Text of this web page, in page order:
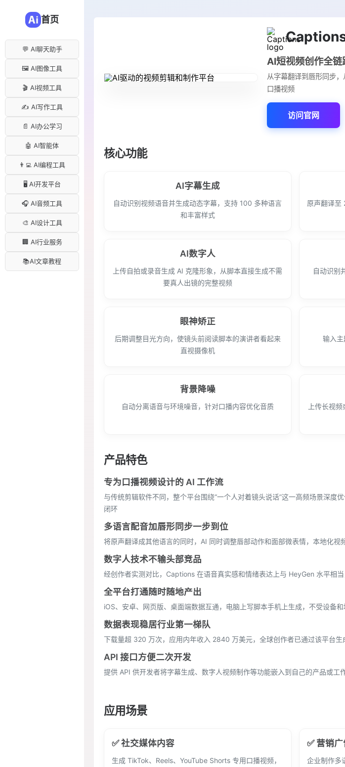
首页
💬 AI聊天助手
🖼️ AI图像工具
🎬 AI视频工具
✍️ AI写作工具
📄 AI办公学习
🤖 AI智能体
👨‍💻 AI编程工具
🖥️ AI开发平台
🎧 AI音频工具
🎨 AI设计工具
🏢 AI行业服务
📚AI文章教程
AI短视频创作全链
从字幕翻译到唇形同步
口播视频
访问官网
核心功能
AI字幕生成
自动识别视频语音并生成动态字幕，支持 100 多种语言
和丰富样式
原声翻译至
AI数字人
上传自拍或录音生成 AI 克隆形象，从脚本直接生成不需
要真人出镜的完整视频
自动识别
眼神矫正
后期调整目光方向，使镜头前阅读脚本的演讲者看起来
直视摄像机
输入
背景降噪
自动分离语音与环境噪音，针对口播内容优化音质
上传长视
产品特色
专为口播视频设计的 AI 工作流
与传统剪辑软件不同，整个平台围绕“一个人对着镜头说话”这一高频场景深度
闭环
多语言配音加唇形同步一步到位
将原声翻译成其他语言的同时，AI 同时调整唇部动作和面部微表情，本地化视
数字人技术不输头部竞品
经创作者实测对比，Captions 在语音真实感和情绪表达上与 HeyGen 水平相
全平台打通随时随地产出
iOS、安卓、网页版、桌面端数据互通，电脑上写脚本手机上生成，不受设备
数据表现稳居行业第一梯队
下载量超 320 万次，应用内年收入 2840 万美元，全球创作者已通过该平台生
API 接口方便二次开发
提供 API 供开发者将字幕生成、数字人视频制作等功能嵌入到自己的产品或工
应用场景
✅ 社交媒体内容
生成 TikTok、Reels、YouTube Shorts 专用口播视频，
✅ 营销
企业制作多